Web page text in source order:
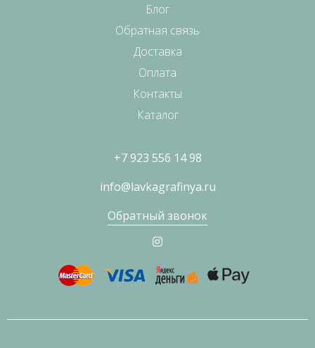
Блог
Обратная связь
Доставка
Оплата
Контакты
Каталог
+7 923 556 14 98
info@lavkagrafinya.ru
Обратный звонок